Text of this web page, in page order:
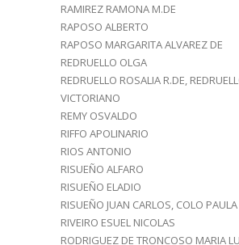
RAMIREZ RAMONA M.DE
RAPOSO ALBERTO
RAPOSO MARGARITA ALVAREZ DE
REDRUELLO OLGA
REDRUELLO ROSALIA R.DE,
VICTORIANO
REMY OSVALDO
RIFFO APOLINARIO
RIOS ANTONIO
RISUEÑO ALFARO
RISUEÑO ELADIO
RISUEÑO JUAN CARLOS, COLO PAULA
RIVEIRO ESUEL NICOLAS
RODRIGUEZ DE TRONCOSO MARIA